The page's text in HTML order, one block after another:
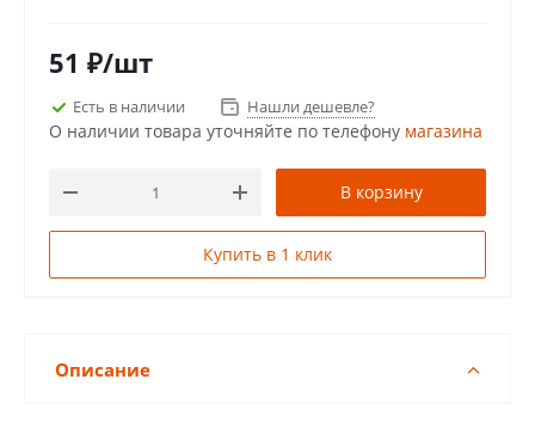
51 ₽/шт
Есть в наличии Нашли дешевле?
О наличии товара уточняйте по телефону магазина
В корзину
Купить в 1 клик
Описание